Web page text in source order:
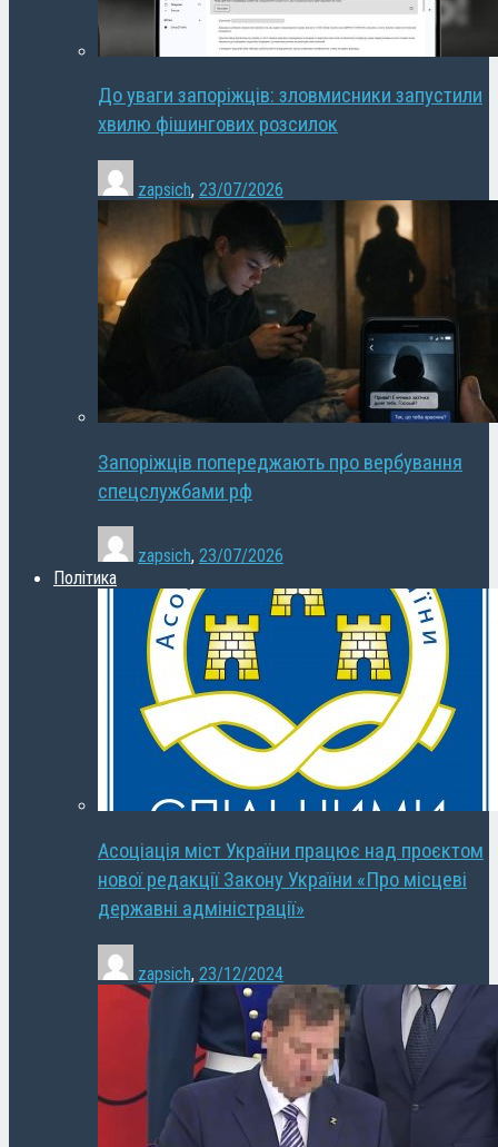
До уваги запоріжців: зловмисники запустили
хвилю фішингових розсилок
zapsich, 23/07/2026
Запоріжців попереджають про вербування
спецслужбами рф
zapsich, 23/07/2026
Політика
Асоціація міст України працює над проєктом
нової редакції Закону України «Про місцеві
державні адміністрації»
zapsich, 23/12/2024